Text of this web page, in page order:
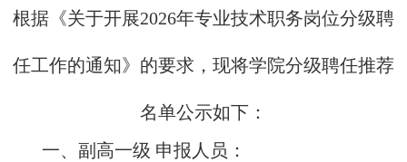
根据《关于开展2026年专业技术职务岗位分级聘
任工作的通知》的要求，现将学院分级聘任推荐
名单公示如下：
一、副高一级 申报人员：